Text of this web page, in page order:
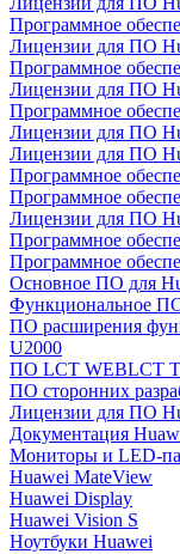
Программное
Лицензии для ПО
Программное
Лицензии для ПО
Программное
Лицензии для ПО
Лицензии для ПО
Программное
Программное
Лицензии для ПО
Программное
Программное
Основное ПО для
Функциональное
ПО расширения
U2000
ПО LCT WEBLCT
ПО сторонних
Лицензии для ПО
Документация
Мониторы и LED-
Huawei MateView
Huawei Display
Huawei Vision S
Ноутбуки Huawei